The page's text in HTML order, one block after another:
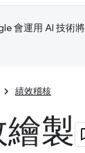
會運用 AI 技術
績效稽核
製